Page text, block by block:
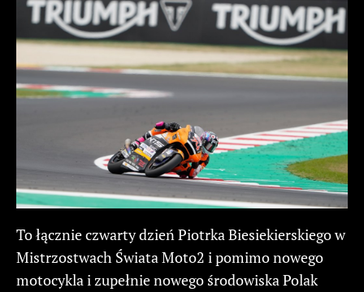
To łącznie czwarty dzień Piotrka Biesiekierskiego w
Mistrzostwach Świata Moto2 i pomimo nowego
motocykla i zupełnie nowego środowiska Polak